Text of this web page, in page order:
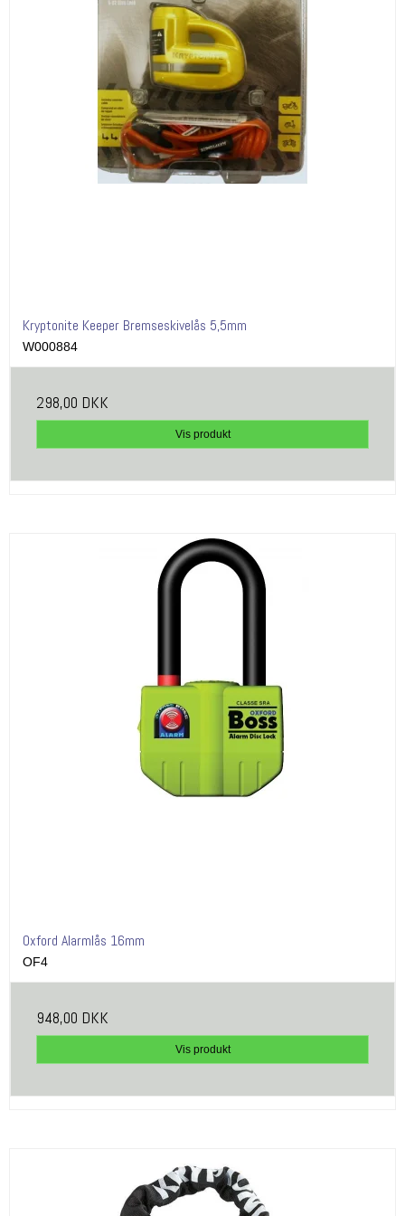
Kryptonite Keeper Bremseskivelås 5,5mm
W000884
298,00 DKK
Vis produkt
Oxford Alarmlås 16mm
OF4
948,00 DKK
Vis produkt